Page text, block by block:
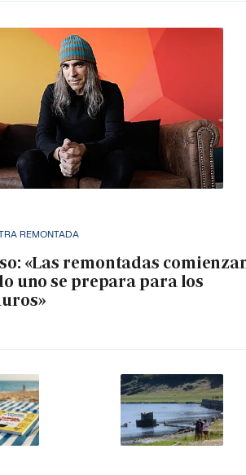
REMONTADA
«Las remontadas
uno se prepara para los